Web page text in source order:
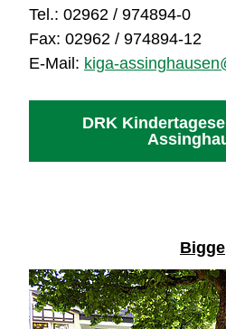
Tel.: 02962 / 974894-0
Fax: 02962 / 974894-12
E-Mail: kiga-
DRK
Bigge